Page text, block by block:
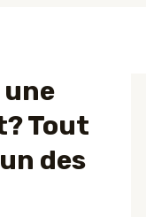
Tout
des